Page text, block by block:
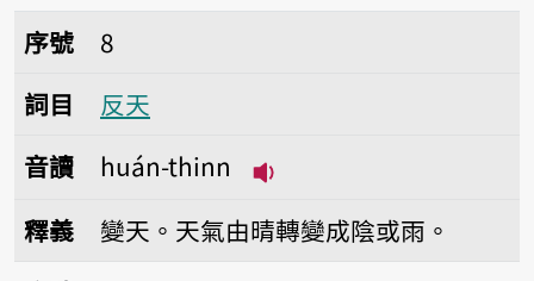
序號8反天
序號
8
詞目
反天
音讀
huán-thinn
釋義
變天。天氣由晴轉變成陰或雨。